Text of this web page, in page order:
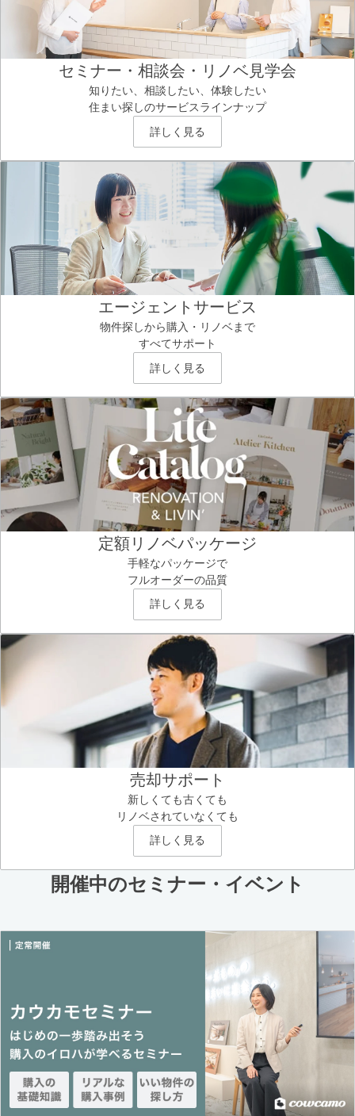
セミナー・相談会・リノベ見学会
知りたい、相談したい、体験したい
住まい探しのサービスラインナップ
詳しく見る
エージェントサービス
物件探しから購入・リノベまで
すべてサポート
詳しく見る
定額リノベパッケージ
手軽なパッケージで
フルオーダーの品質
詳しく見る
売却サポート
新しくても古くても
リノベされていなくても
詳しく見る
開催中のセミナー・イベント